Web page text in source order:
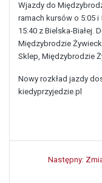
Wjazdy do
ramach kursów o 5:05 i
15:40 z Bielska-Białej.
Międzybrodzie
Sklep, Międzybrodzie
Nowy rozkład jazdy
kiedyprzyjedzie.pl
Następny: